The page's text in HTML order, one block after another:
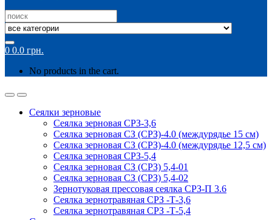
Search
for:
0 0.0 грн.
No products in the cart.
Сеялки зерновые
Сеялка зерновая СРЗ-3,6
Сеялка зерновая СЗ (СРЗ)-4.0 (междурядье 15 см)
Сеялка зерновая СЗ (СРЗ)-4.0 (междурядье 12,5 см)
Сеялка зерновая СРЗ-5,4
Сеялка зерновая СЗ (СРЗ) 5,4-01
Сеялка зерновая СЗ (СРЗ) 5,4-02
Зернотуковая прессовая сеялка СРЗ-П 3.6
Сеялка зернотравяная СРЗ -Т-3,6
Сеялка зернотравяная СРЗ -Т-5,4